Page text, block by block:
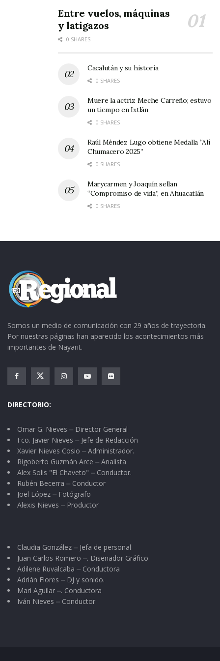
desde luego la presencia de algunos ex
presidentes municipales y dirigentes
campesinos de la región.
Entre vuelos, máquinas
y latigazos
0 SHARES
Cacalután y su historia
0 SHARES
Muere la actriz Meche Carreño; estuvo
un tiempo en Ixtlán
0 SHARES
Raúl Méndez Lugo obtiene Medalla “Alí
Chumacero 2025”
0 SHARES
Marycarmen y Joaquín sellan
“Compromiso de vida”, en Ahuacatlán
0 SHARES
Somos un medio de comunicación con 29 años de trayectoria.
Por nuestras páginas han aparecido los acontecimientos más
importantes de Nayarit.
DIRECTORIO:
Omar G. Nieves ⏤ Director General
Fco. Javier Nieves ⏤ Jefe de Redacción
Xavier Nieves Cosio ⏤ Administrador.
Rigoberto Guzmán Arce ⏤ Analista
Alex Solis "El Chaveto" ⏤ Conductor.
Rubén Becerra ⏤ Conductor
Joel López ⏤ Fotógrafo
Alexis Nieves ⏤ Productor
Claudia González ⏤ Jefa de personal
Juan Carlos Romero ⏤. Diseñador Gráfico
Adilene Ruvalcaba ⏤ Conductora
Adrián Flores ⏤ DJ y sonido.
Mari Aguilar ⏤. Conductora
Iván Nieves ⏤ Conductor